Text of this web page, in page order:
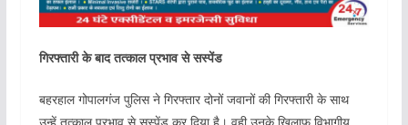
गिरफ्तारी के बाद तत्काल प्रभाव से सस्पेंड
बहरहाल गोपालगंज पुलिस ने गिरफ्तार दोनों जवानों की गिरफ्तारी के साथ
उन्हें तत्काल प्रभाव से सस्पेंड कर दिया है। वही उनके खिलाफ विभागीय